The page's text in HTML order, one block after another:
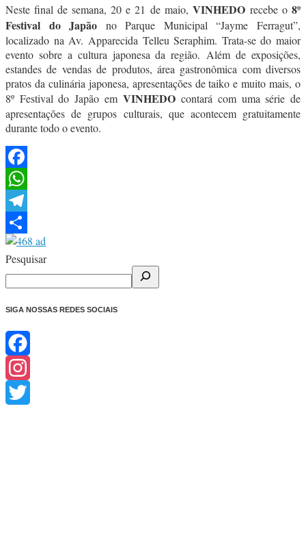
Neste final de semana, 20 e 21 de maio, VINHEDOrecebe o 8º
Festival do Japão no Parque Municipal “Jayme Ferragut”,
localizado na Av. Apparecida Telleu Seraphim. Trata-se do maior
evento sobre a cultura japonesa da região. Além de exposições,
estandes de vendas de produtos, área gastronômica com diversos
pratos da culinária japonesa, apresentações de taiko e muito mais, o
8º Festival do Japão em VINHEDOcontará com uma série de
apresentações de grupos culturais, que acontecem gratuitamente
durante todo o evento.
Facebook
WhatsApp
Telegram
Share
Pesquisar
SIGA NOSSAS REDES SOCIAIS
Facebook
Instagram